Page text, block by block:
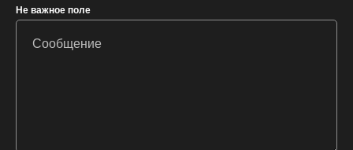
Не важное поле